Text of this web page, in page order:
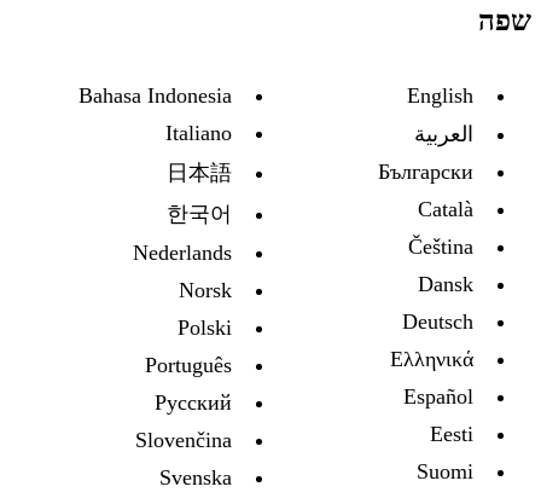
שפה
English
العربية
Български
Català
Čeština
Dansk
Deutsch
Ελληνικά
Español
Eesti
Suomi
Bahasa Indonesia
Italiano
日本語
한국어
Nederlands
Norsk
Polski
Português
Русский
Slovenčina
Svenska